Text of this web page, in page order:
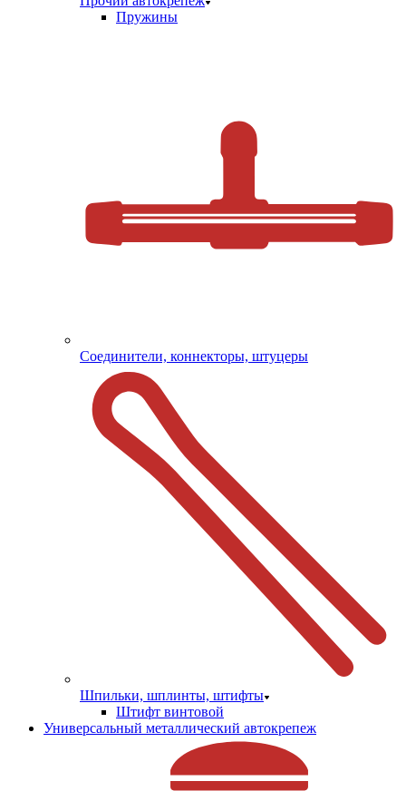
Пружины
Соединители, коннекторы, штуцеры
Шпильки, шплинты, штифты
Штифт винтовой
Универсальный металлический автокрепеж